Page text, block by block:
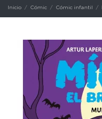
Inicio Cómic Cómic infantil